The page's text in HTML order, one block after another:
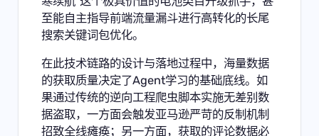
至能自主指导前端流量漏斗进行高转化的长尾
搜索关键词包优化。
在此技术链路的设计与落地过程中，海量数据
的获取质量决定了Agent学习的基础底线。如
果通过传统的逆向工程爬虫脚本实施无差别数
据盗取，一方面会触发亚马逊严苛的反制机制
招致全线瘫痪；另一方面，获取的评论数据必